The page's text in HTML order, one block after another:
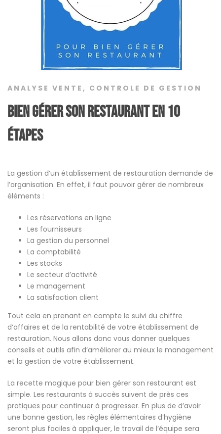
ANALYSE VENTE , CONTROLE DE GESTION
Bien gérer son restaurant en 10
étapes
La gestion d’un établissement de restauration demande de
l’organisation. En effet, il faut pouvoir gérer de nombreux
éléments :
Les réservations en ligne
Les fournisseurs
La gestion du personnel
La comptabilité
Les stocks
Le secteur d’activité
Le management
La satisfaction client
Tout cela en prenant en compte le suivi du chiffre
d’affaires et de la rentabilité de votre établissement de
restauration. Nous allons donc vous donner quelques
conseils et outils afin d’améliorer au mieux le management
et la gestion de votre établissement.
La recette magique pour bien gérer son restaurant est
simple. Les restaurants à succès suivent de près ces
pratiques pour continuer à progresser. En plus de d’avoir
une bonne gestion, les règles élémentaires d’hygiène
seront plus faciles à appliquer, le travail de l’équipe sera